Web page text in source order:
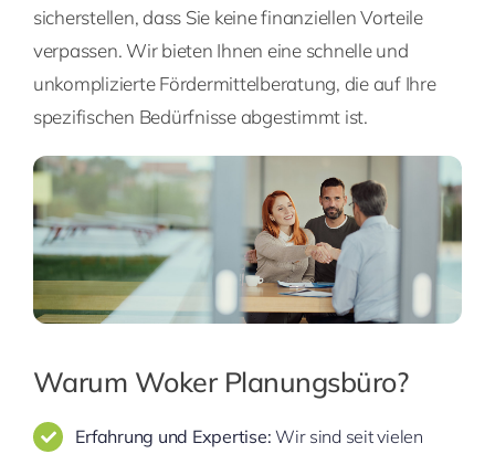
sicherstellen, dass Sie keine finanziellen Vorteile
verpassen. Wir bieten Ihnen eine schnelle und
unkomplizierte Fördermittelberatung, die auf Ihre
spezifischen Bedürfnisse abgestimmt ist.
Warum Woker Planungsbüro?
Erfahrung und Expertise: Wir sind seit vielen